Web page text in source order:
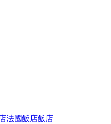
法國飯店飯店